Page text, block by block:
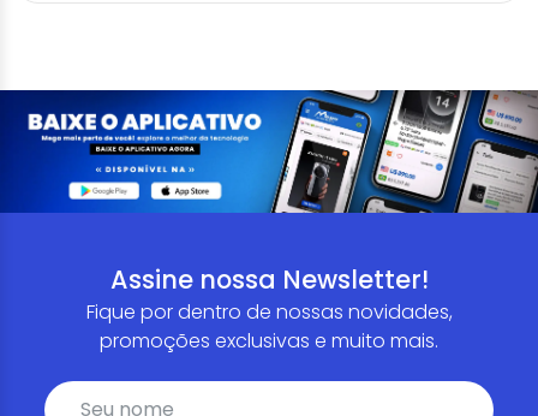
Assine nossa Newsletter!
Fique por dentro de nossas novidades,
promoções exclusivas e muito mais.